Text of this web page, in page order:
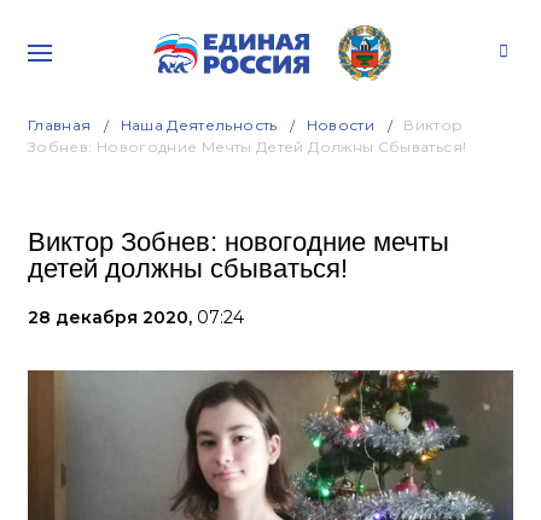
Главная Наша Деятельность Новости
Виктор
Зобнев: Новогодние Мечты Детей Должны Сбываться!
Виктор Зобнев: новогодние мечты
детей должны сбываться!
28 декабря 2020, 07:24